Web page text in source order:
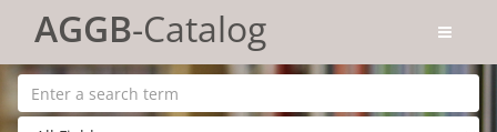
AGGB-Catalog